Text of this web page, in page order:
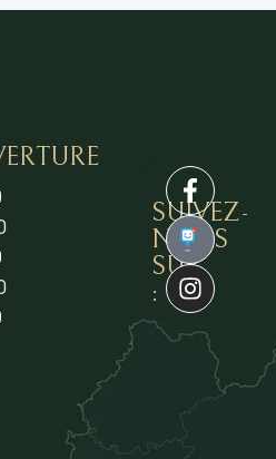
SUIVEZ-
NOUS
SUR
:
1